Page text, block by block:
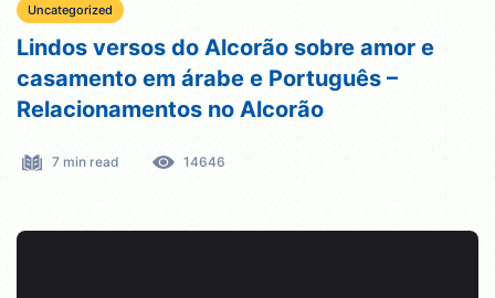
Uncategorized
Lindos versos do Alcorão sobre amor e
casamento em árabe e Português –
Relacionamentos no Alcorão
7 min read 14646